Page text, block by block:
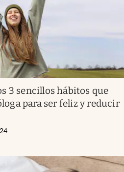
3 sencillos hábitos que
para ser feliz y reducir